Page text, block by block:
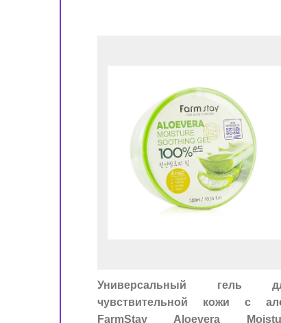
Универсальный гель
чувствительной кожи с
FarmStay Aloevera